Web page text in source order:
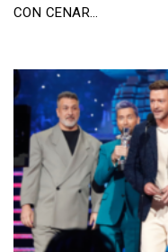
CON CENAR…